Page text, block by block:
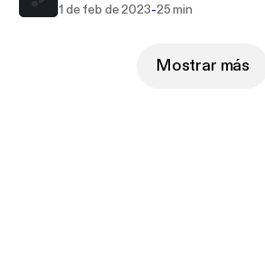
1 de feb de 2023-25 min
Mostrar más